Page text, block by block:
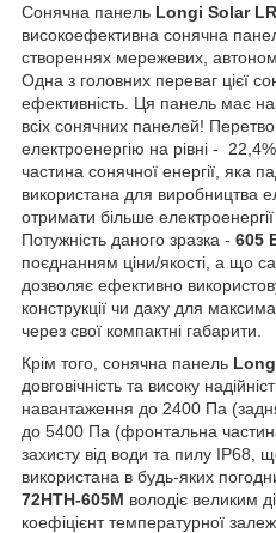
Сонячна панель Longi Solar
високоефективна сонячна
створеннях мережевих,
Одна з головних переваг цієї
ефективність. Ця панель має
всіх сонячних панелей!
електроенергію на рівні -
частина сонячної енергії, яка
використана для виробництва
отримати більше
Потужність даного зразка - 605
поєднанням ціни/якості, а що
дозволяє ефективно
конструкції чи даху для
через свої компактні габарити.
Крім того, сонячна панель
довговічність та високу
навантаження до 2400 Па
до 5400 Па (фронтальна
захисту від води та пилу
використана в будь-яких
72HTH-605M володіє великим
коефіцієнт температурної